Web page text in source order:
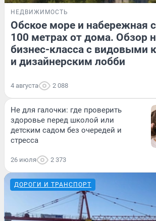
НЕДВИЖИМОСТЬ
Обское море и набережная
100 метрах от дома. Обзор
бизнес-класса с видовыми
и дизайнерским лобби
4 августа 2 088
Не для галочки: где проверить
здоровье перед школой или
детским садом без очередей и
стресса
26 июля 2 373
ДОРОГИ И ТРАНСПОРТ